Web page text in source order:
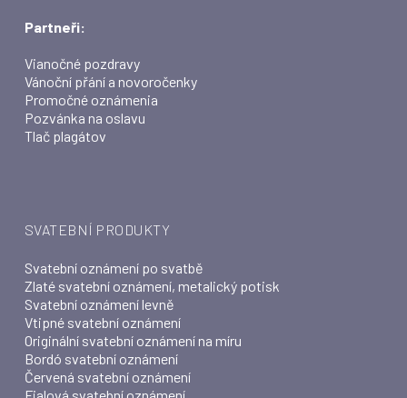
Partneři:
Vianočné pozdravy
Vánoční přání a novoročenky
Promočné oznámenia
Pozvánka na oslavu
Tlač plagátov
SVATEBNÍ PRODUKTY
Svatební oznámení po svatbě
Zlaté svatební oznámení, metalický potisk
Svatební oznámení levně
Vtipné svatební oznámení
Originální svatební oznámení na míru
Bordó svatební oznámení
Červená svatební oznámení